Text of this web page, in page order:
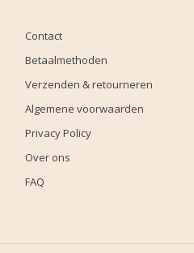
Contact
Betaalmethoden
Verzenden & retourneren
Algemene voorwaarden
Privacy Policy
Over ons
FAQ